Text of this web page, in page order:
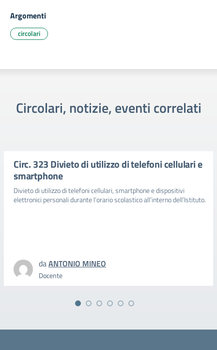
Argomenti
circolari
Circolari, notizie, eventi correlati
Circ. 323 Divieto di utilizzo di telefoni cellulari e
smartphone
Divieto di utilizzo di telefoni cellulari, smartphone e dispositivi
elettronici personali durante l’orario scolastico all’interno dell’Istituto.
daANTONIO MINEO
Docente